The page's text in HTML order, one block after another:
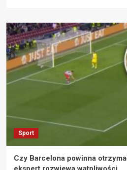
Sport
Czy Barcelona powinna